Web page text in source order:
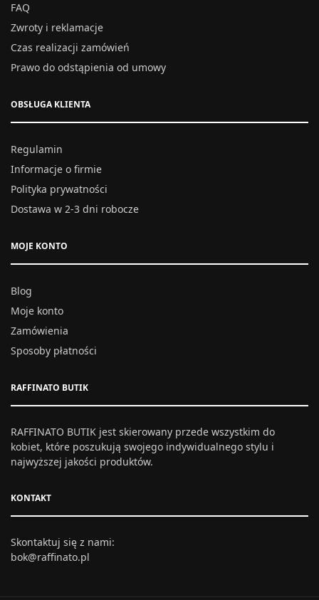
FAQ
Zwroty i reklamacje
Czas realizacji zamówień
Prawo do odstąpienia od umowy
OBSŁUGA KLIENTA
Regulamin
Informacje o firmie
Polityka prywatności
Dostawa w 2-3 dni robocze
MOJE KONTO
Blog
Moje konto
Zamówienia
Sposoby płatności
RAFFINATO BUTIK
RAFFINATO BUTIK jest skierowany przede wszystkim do
kobiet, które poszukują swojego indywidualnego stylu i
najwyższej jakości produktów.
KONTAKT
Skontaktuj się z nami:
bok@raffinato.pl